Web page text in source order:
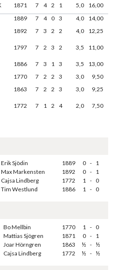
1871 7 4 2 1 5,0
16,00
1889 7 4 0 3 4,0
14,00
1892 7 3 2 2 4,0 12,25
1797 7 2 3 2 3,5 11,00
1886 7 3 1 3 3,5
13,00
1770 7 2 2 3 3,0
9,50
1863 7 2 2 3 3,0 9,25
1772 7 1 2 4 2,0 7,50
Erik Sjödin 1889 0 - 1
Max Markensten 1892 0 - 1
Cajsa Lindberg 1772 1 - 0
Tim Westlund 1886 1 - 0
Bo Mellbin 1770 1 - 0
Mattias Sjögren 1871 0 - 1
Joar Hörngren 1863 ½ - ½
Cajsa Lindberg 1772 ½ - ½